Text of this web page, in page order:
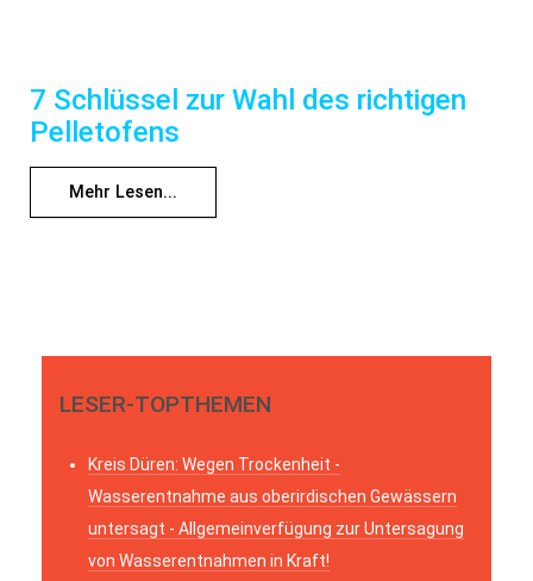
7 Schlüssel zur Wahl des richtigen
Pelletofens
Mehr Lesen...
LESER-TOPTHEMEN
Kreis Düren: Wegen Trockenheit -
Wasserentnahme aus oberirdischen Gewässern
untersagt - Allgemeinverfügung zur Untersagung
von Wasserentnahmen in Kraft!